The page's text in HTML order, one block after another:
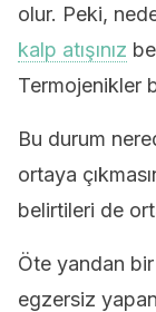
olur. Peki,
kalp atışınız
Termojenikler
Bu durum
ortaya
belirtileri de
Öte yandan
egzersiz